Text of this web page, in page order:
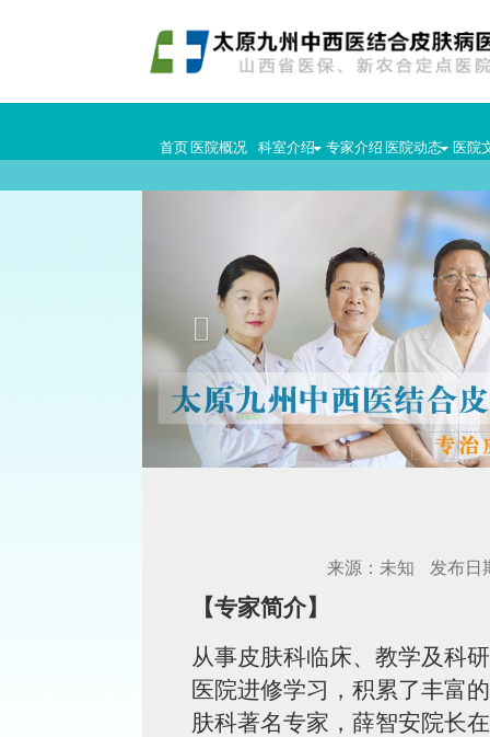
首页 医院概况 科室介绍 专家介绍 医院动态 医院
来源：未知 发布日
【专家简介】
从事皮肤科临床、教学及科
医院进修学习，积累了丰富
肤科著名专家，薛智安院长